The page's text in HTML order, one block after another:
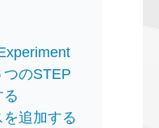
のSTEP
追加する